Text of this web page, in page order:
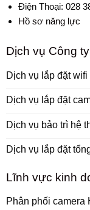
Điện Thoại: 028
Hồ sơ năng lực
Dịch vụ Công ty
Dịch vụ lắp đặt
Dịch vụ lắp đặt
Dịch vụ bảo trì hệ
Dịch vụ lắp đặt
Lĩnh vực kinh
Phân phối camera